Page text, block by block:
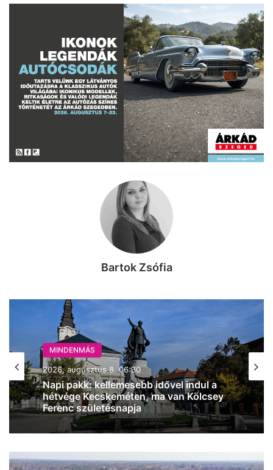
Bartok Zsófia
MINDENMÁS
2026, augusztus 7. 19:29
Halálos gázolás történt Kecskemét
külterületén
Felhős-